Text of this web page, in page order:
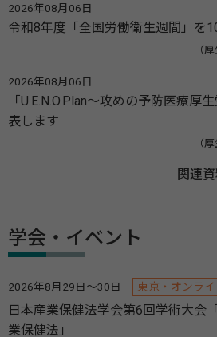
2026年08月06日
令和8年度「全国労働衛生週間」を
（
2026年08月06日
「U.E.N.O.Plan～攻めの予防医療厚
表します
（
関連
学会・イベント
2026年8月29日～30日 東京・オンライ
日本産業保健法学会第6回学術大会
業保健法」